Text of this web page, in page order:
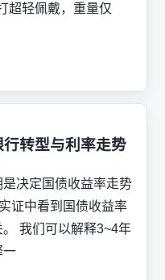
超轻佩戴，重量仅
转型与利率走势
决定国债收益率走势
证中看到国债收益率
我们可以解释3~4年
一